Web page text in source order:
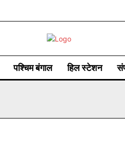
पश्चिम बंगाल हिल स्टेशन